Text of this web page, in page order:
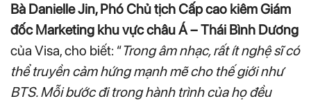
Bà Danielle Jin, Phó Chủ tịch Cấp cao kiêm Giám
đốc Marketing khu vực châu Á – Thái Bình Dương
của Visa, cho biết: “Trong âm nhạc, rất ít nghệ sĩ có
thể truyền cảm hứng mạnh mẽ cho thế giới như
BTS. Mỗi bước đi trong hành trình của họ đều